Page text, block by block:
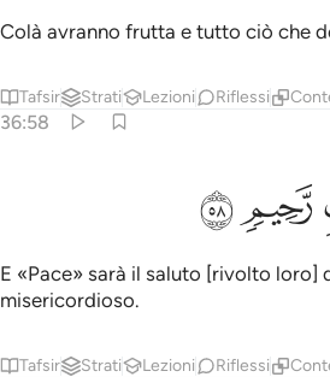
Colà avranno frutta e tutto ciò che
Tafsir Strati Lezioni Riflessi
36:58
٥٨
ﱜﱝ
E «Pace» sarà il saluto [rivolto loro]
misericordioso.
Tafsir Strati Lezioni Riflessi